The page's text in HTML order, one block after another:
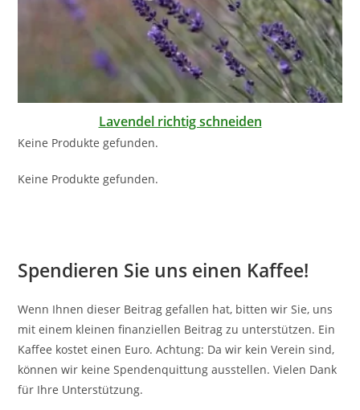
Lavendel richtig schneiden
Keine Produkte gefunden.
Keine Produkte gefunden.
Spendieren Sie uns einen Kaffee!
Wenn Ihnen dieser Beitrag gefallen hat, bitten wir Sie, uns
mit einem kleinen finanziellen Beitrag zu unterstützen. Ein
Kaffee kostet einen Euro. Achtung: Da wir kein Verein sind,
können wir keine Spendenquittung ausstellen. Vielen Dank
für Ihre Unterstützung.